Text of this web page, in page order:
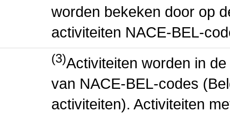
worden bekeken door op
activiteiten NACE-BEL-
(3)Activiteiten worden in
van NACE-BEL-codes
activiteiten). Activiteiten